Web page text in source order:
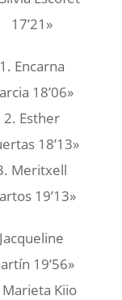
17’21»
1. Encarna
18’06»
2. Esther
18’13»
Meritxell
19’13»
Jacqueline
19’56»
Kiio